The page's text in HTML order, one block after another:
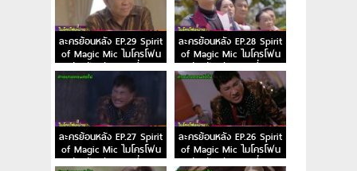
ละครย้อนหลัง EP.29 Spirit
of Magic Mic ไมโครโฟน
ม่วนป่วนรัก ตอนที่ 29
ละครย้อนหลัง EP.28 Spirit
of Magic Mic ไมโครโฟน
ม่วนป่วนรัก ตอนที่ 28
ละครย้อนหลัง EP.27 Spirit
of Magic Mic ไมโครโฟน
ม่วนป่วนรัก ตอนที่ 27
ละครย้อนหลัง EP.26 Spirit
of Magic Mic ไมโครโฟน
ม่วนป่วนรัก ตอนที่ 26